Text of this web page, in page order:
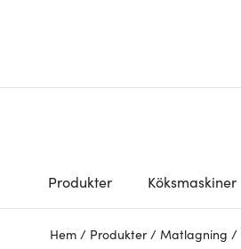
Produkter Köksmaskiner
Hem / Produkter / Matlagning /